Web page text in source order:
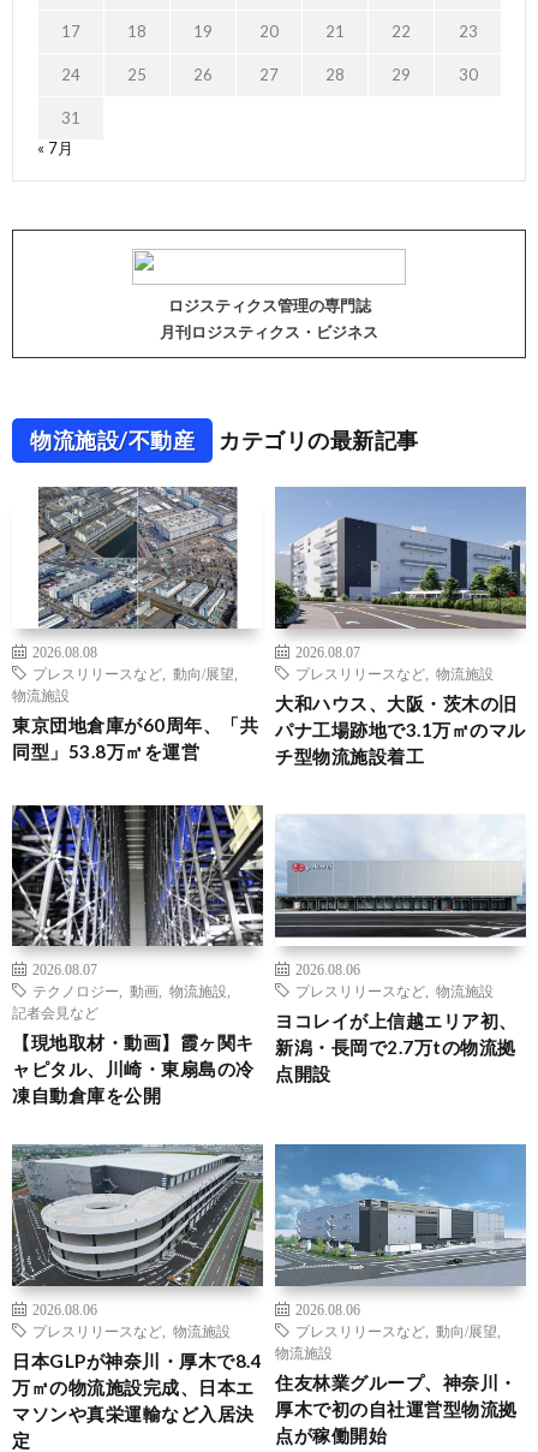
17 18 19 20 21 22 23
24 25 26 27 28 29 30
31
« 7月
ロジスティクス管理の専門誌
月刊ロジスティクス・ビジネス
物流施設/不動産 カテゴリの最新記事
2026.08.08
プレスリリースなど
動向/展望
物流施設
東京団地倉庫が60周年、「共
同型」53.8万㎡を運営
2026.08.07
プレスリリースなど
物流施設
大和ハウス、大阪・茨木の旧
パナ工場跡地で3.1万㎡のマル
チ型物流施設着工
2026.08.07
テクノロジー
動画 物流施設
記者会見など
【現地取材・動画】霞ヶ関キ
ャピタル、川崎・東扇島の冷
凍自動倉庫を公開
2026.08.06
プレスリリースなど
物流施設
ヨコレイが上信越エリア初、
新潟・長岡で2.7万tの物流拠
点開設
2026.08.06
プレスリリースなど
物流施設
日本GLPが神奈川・厚木で8.4
万㎡の物流施設完成、日本エ
マソンや真栄運輸など入居決
定
2026.08.06
プレスリリースなど
動向/展望
物流施設
住友林業グループ、神奈川・
厚木で初の自社運営型物流拠
点が稼働開始